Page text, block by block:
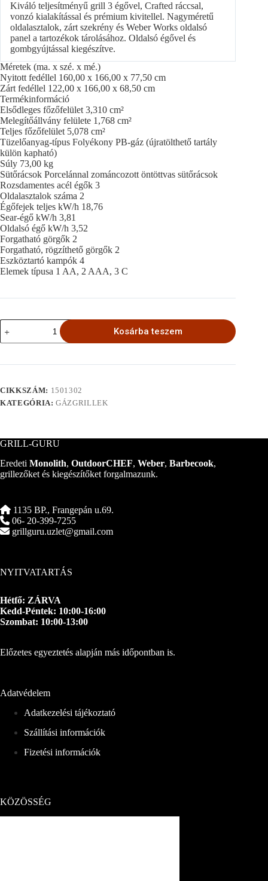
Kiváló teljesítményű grill 3 égővel, Crafted ráccsal,
vonzó kialakítással és prémium kivitellel. Nagyméretű
oldalasztalok, zárt szekrény és Weber Works oldalsó
panel a tartozékok tárolásához. Oldalsó égővel és
gombgyújtással kiegészítve.
Méretek (ma. x szé. x mé.)
Nyitott fedéllel 160,00 x 166,00 x 77,50 cm
Zárt fedéllel 122,00 x 166,00 x 68,50 cm
Termékinformáció
Elsődleges főzőfelület 3,310 cm²
Melegítőállvány felülete 1,768 cm²
Teljes főzőfelület 5,078 cm²
Tüzelőanyag-típus Folyékony PB-gáz (újratölthető tartály
külön kapható)
Súly 73,00 kg
Sütőrácsok Porcelánnal zománcozott öntöttvas sütőrácsok
Rozsdamentes acél égők 3
Oldalasztalok száma 2
Égőfejek teljes kW/h 18,76
Sear-égő kW/h 3,81
Oldalsó égő kW/h 3,52
Forgatható görgők 2
Forgatható, rögzíthető görgők 2
Eszköztartó kampók 4
Elemek típusa 1 AA, 2 AAA, 3 C
Weber
Genesis
EP-
gázgrill
Kosárba teszem
CIKKSZÁM: 1501302
KATEGÓRIA:GÁZGRILLEK
GRILL-GURU
Eredeti Monolith, OutdoorCHEF, Weber, Barbecook,
grillezőket és kiegészítőket forgalmazunk.
1135 BP., Frangepán u.69.
06- 20-399-7255
grillguru.uzlet@gmail.com
NYITVATARTÁS
Hétfő: ZÁRVA
Kedd-Péntek: 10:00-16:00
Szombat: 10:00-13:00
Előzetes egyeztetés alapján más időpontban is.
Adatvédelem
Adatkezelési tájékoztató
Szállítási információk
Fizetési információk
KÖZÖSSÉG